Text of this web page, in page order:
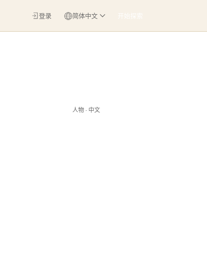
开始探索
登录 简体中文
人物 · 中文